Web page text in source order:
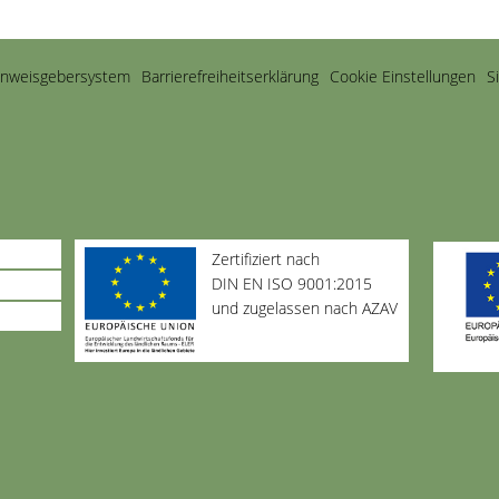
Barriere­freiheits­erklärung Cookie Einstellungen
Zertifiziert nach
DIN EN ISO 9001:2015
und zugelassen nach AZAV